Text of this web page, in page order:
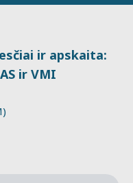
ir apskaita:
ir VMI